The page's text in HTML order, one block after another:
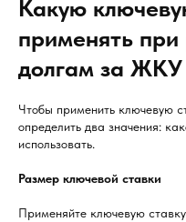
Какую
применять при
долгам за ЖКУ
Чтобы применить ключевую
определить два значения:
использовать.
Размер ключевой ставки
Применяйте ключевую